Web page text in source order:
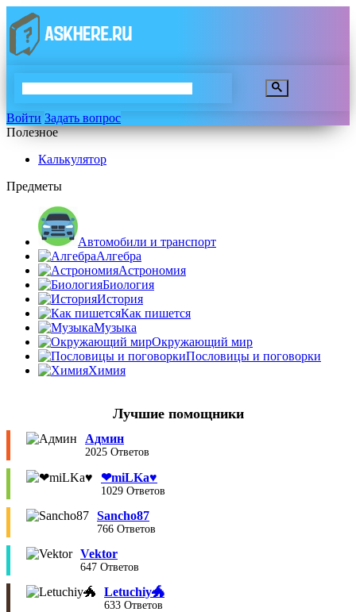
Войти Задать вопрос
Полезное
Калькулятор
Предметы
Автомобили и транспорт
Алгебра
Астрономия
Биология
История
Как пишется
Музыка
Окружающий мир
Пословицы и поговорки
Химия
Лучшие помощники
Админ
2025 Ответов
❤︎miLKa♥︎
1029 Ответов
Sancho87
766 Ответов
Vektor
647 Ответов
Letuchiy🐲
633 Ответов